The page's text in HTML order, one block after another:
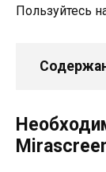
Пользуйтесь